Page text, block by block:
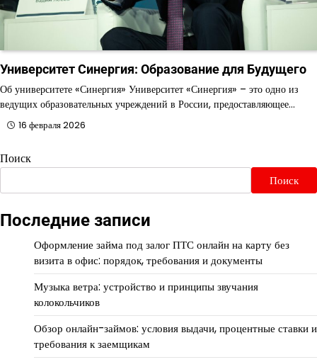
Университет Синергия: Образование для Будущего
Об университете «Синергия» Университет «Синергия» – это одно из
ведущих образовательных учреждений в России, предоставляющее…
16 февраля 2026
Поиск
Поиск
Последние записи
Оформление займа под залог ПТС онлайн на карту без
визита в офис: порядок, требования и документы
Музыка ветра: устройство и принципы звучания
колокольчиков
Обзор онлайн-займов: условия выдачи, процентные ставки и
требования к заемщикам